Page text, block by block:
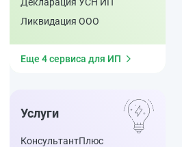
дохода
Транспортный налог
Расчет утилизационного
Ликвидация ООО
Еще 4 сервиса для ИП
Услуги
КонсультантПлюс